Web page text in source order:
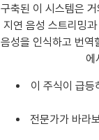
구축된 이 시스템은
지연 음성 스트리밍
음성을 인식하고 번역
에
이 주식이 급등
전문가가 바라